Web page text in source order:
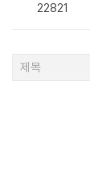
22821